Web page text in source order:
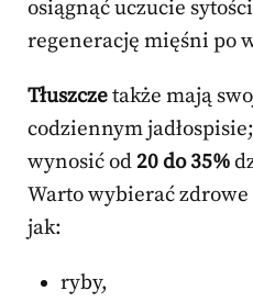
osiągnąć uczucie
regenerację mięśni po
Tłuszczetakże mają
codziennym
wynosić od 20 do 35%
Warto wybierać zdrowe
jak:
ryby,